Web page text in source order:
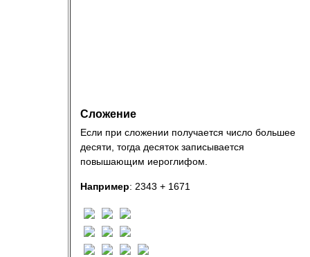
Сложение
Если при сложении получается число большее
десяти, тогда десяток записывается
повышающим иероглифом.
Например: 2343 + 1671